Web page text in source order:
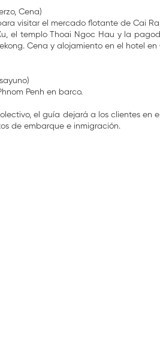
Cena)
visitar el mercado flotante de Cai
el templo Thoai Ngoc Hau y la
Cena y alojamiento en el hotel en
Penh en barco.
el guía dejará a los clientes
de embarque e inmigración.